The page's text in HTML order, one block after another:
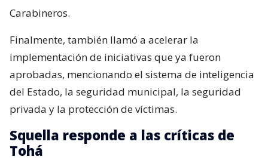
Carabineros.
Finalmente, también llamó a acelerar la
implementación de iniciativas que ya fueron
aprobadas, mencionando el sistema de inteligencia
del Estado, la seguridad municipal, la seguridad
privada y la protección de víctimas.
Squella responde a las críticas de
Tohá